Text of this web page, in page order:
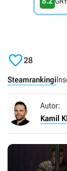
28
Steamrankingi
Autor:
Kamil